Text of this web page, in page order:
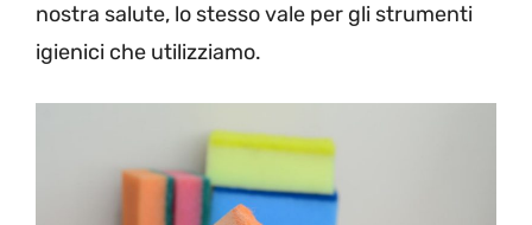
nostra salute, lo stesso vale per gli strumenti
igienici che utilizziamo.